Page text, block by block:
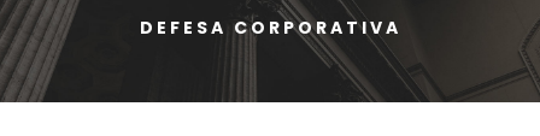
DEFESA CORPORATIVA